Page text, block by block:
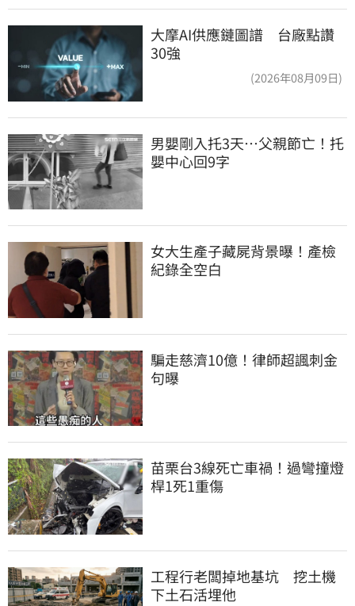
大摩AI供應鏈圖譜 台廠點讚
30強
(2026年08月09日)
男嬰剛入托3天…父親節亡！托
嬰中心回9字
女大生產子藏屍背景曝！產檢
紀錄全空白
騙走慈濟10億！律師超諷刺金
句曝
苗栗台3線死亡車禍！過彎撞燈
桿1死1重傷
工程行老闆掉地基坑　挖土機
下土石活埋他